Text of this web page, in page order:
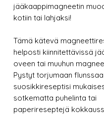
jääkaappimagneetin
kotiin tai lahjaksi!
Tämä kätevä
helposti kiinnitettävissä
oveen tai muuhun
Pystyt torjumaan
suosikkireseptisi
sotkematta puhelinta tai
paperireseptejä